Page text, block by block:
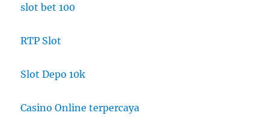
slot bet 100
RTP Slot
Slot Depo 10k
Casino Online terpercaya